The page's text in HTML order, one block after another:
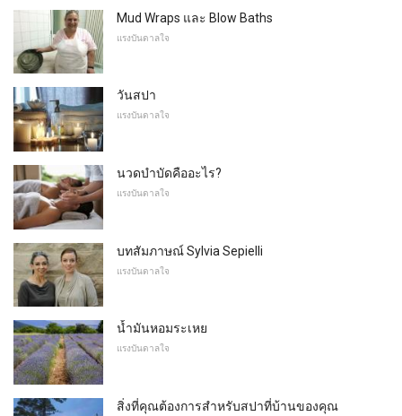
Mud Wraps และ Blow Baths
แรงบันดาลใจ
วันสปา
แรงบันดาลใจ
นวดบำบัดคืออะไร?
แรงบันดาลใจ
บทสัมภาษณ์ Sylvia Sepielli
แรงบันดาลใจ
น้ำมันหอมระเหย
แรงบันดาลใจ
สิ่งที่คุณต้องการสำหรับสปาที่บ้านของคุณ